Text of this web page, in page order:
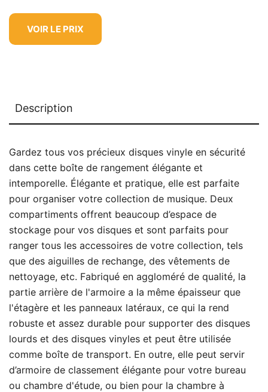
VOIR LE PRIX
Description
Gardez tous vos précieux disques vinyle en sécurité
dans cette boîte de rangement élégante et
intemporelle. Élégante et pratique, elle est parfaite
pour organiser votre collection de musique. Deux
compartiments offrent beaucoup d’espace de
stockage pour vos disques et sont parfaits pour
ranger tous les accessoires de votre collection, tels
que des aiguilles de rechange, des vêtements de
nettoyage, etc. Fabriqué en aggloméré de qualité, la
partie arrière de l'armoire a la même épaisseur que
l'étagère et les panneaux latéraux, ce qui la rend
robuste et assez durable pour supporter des disques
lourds et des disques vinyles et peut être utilisée
comme boîte de transport. En outre, elle peut servir
d’armoire de classement élégante pour votre bureau
ou chambre d'étude, ou bien pour la chambre à